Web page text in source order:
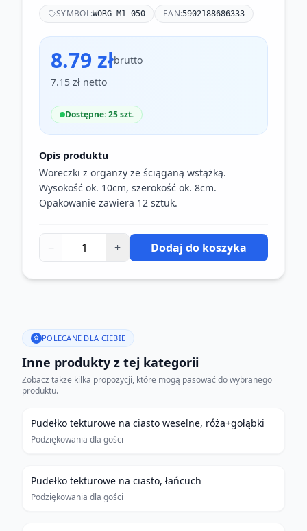
SYMBOL:WORG-M1-050 EAN:5902188686333
8.79 złbrutto
7.15 zł netto
Dostępne: 25 szt.
Opis produktu
Woreczki z organzy ze ściąganą wstążką.
Wysokość ok. 10cm, szerokość ok. 8cm.
Opakowanie zawiera 12 sztuk.
− + Dodaj do koszyka
POLECANE DLA CIEBIE
Inne produkty z tej kategorii
Zobacz także kilka propozycji, które mogą pasować do wybranego
produktu.
Pudełko tekturowe na ciasto weselne, róża+gołąbki
Podziękowania dla gości
Pudełko tekturowe na ciasto, łańcuch
Podziękowania dla gości